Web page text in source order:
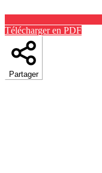
Télécharger en PDF
Partager